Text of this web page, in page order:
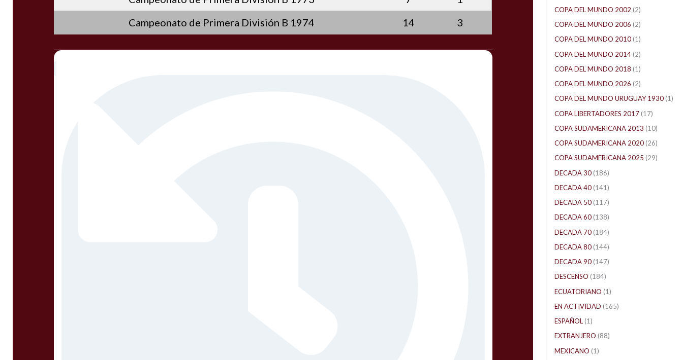
Campeonato de Primera División B 1974
14 3
COPA DEL MUNDO 2002 (2)
COPA DEL MUNDO 2006 (2)
COPA DEL MUNDO 2010 (1)
COPA DEL MUNDO 2014 (2)
COPA DEL MUNDO 2018 (1)
COPA DEL MUNDO 2026 (2)
COPA DEL MUNDO URUGUAY 1930 (1)
COPA LIBERTADORES 2017 (17)
COPA SUDAMERICANA 2013 (10)
COPA SUDAMERICANA 2020 (26)
COPA SUDAMERICANA 2025 (29)
DECADA 30 (186)
DECADA 40 (141)
DECADA 50 (117)
DECADA 60 (138)
DECADA 70 (184)
DECADA 80 (144)
DECADA 90 (147)
DESCENSO (184)
ECUATORIANO (1)
EN ACTIVIDAD (165)
ESPAÑOL (1)
EXTRANJERO (88)
MEXICANO (1)